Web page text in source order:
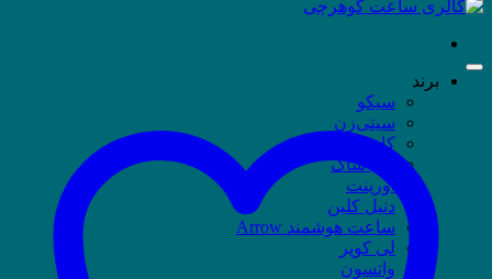
برند
سیکو
سیتی‌زن
کاسیو
جی شاک
اورینت
دنیل کلین
ساعت هوشمند Arrow
لی کوپر
واتسون